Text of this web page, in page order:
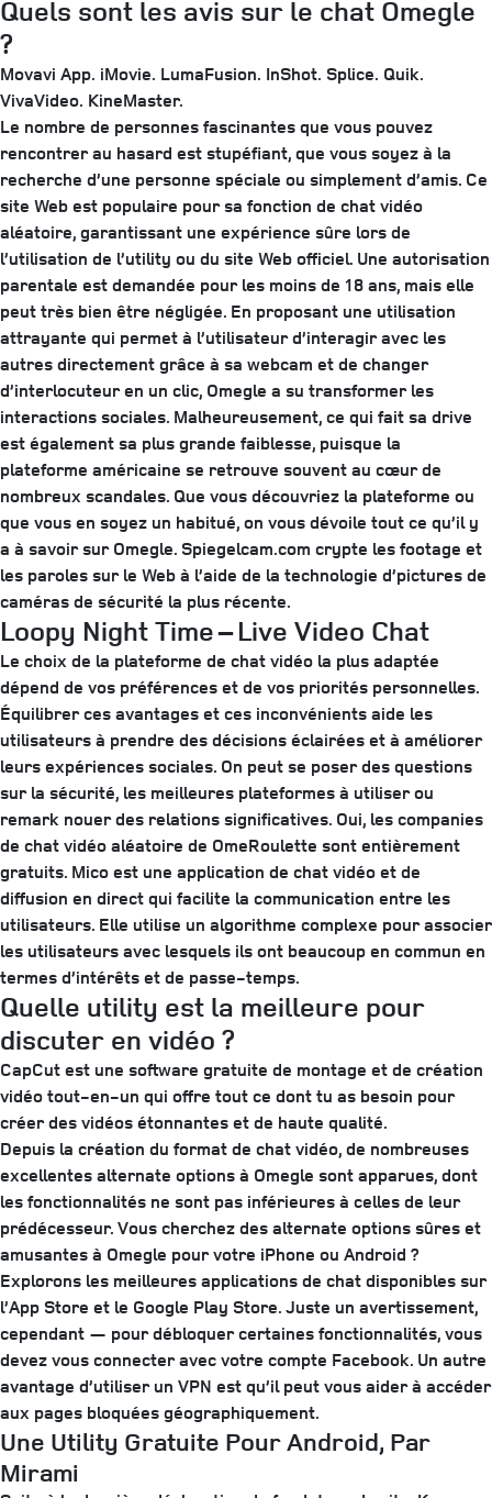
Quels sont les avis sur le chat Omegle
?
Movavi App. iMovie. LumaFusion. InShot. Splice. Quik.
VivaVideo. KineMaster.
Le nombre de personnes fascinantes que vous pouvez
rencontrer au hasard est stupéfiant, que vous soyez à la
recherche d’une personne spéciale ou simplement d’amis. Ce
site Web est populaire pour sa fonction de chat vidéo
aléatoire, garantissant une expérience sûre lors de
l’utilisation de l’utility ou du site Web officiel. Une autorisation
parentale est demandée pour les moins de 18 ans, mais elle
peut très bien être négligée. En proposant une utilisation
attrayante qui permet à l’utilisateur d’interagir avec les
autres directement grâce à sa webcam et de changer
d’interlocuteur en un clic, Omegle a su transformer les
interactions sociales. Malheureusement, ce qui fait sa drive
est également sa plus grande faiblesse, puisque la
plateforme américaine se retrouve souvent au cœur de
nombreux scandales. Que vous découvriez la plateforme ou
que vous en soyez un habitué, on vous dévoile tout ce qu’il y
a à savoir sur Omegle. Spiegelcam.com crypte les footage et
les paroles sur le Web à l’aide de la technologie d’pictures de
caméras de sécurité la plus récente.
Loopy Night Time – Live Video Chat
Le choix de la plateforme de chat vidéo la plus adaptée
dépend de vos préférences et de vos priorités personnelles.
Équilibrer ces avantages et ces inconvénients aide les
utilisateurs à prendre des décisions éclairées et à améliorer
leurs expériences sociales. On peut se poser des questions
sur la sécurité, les meilleures plateformes à utiliser ou
remark nouer des relations significatives. Oui, les companies
de chat vidéo aléatoire de OmeRoulette sont entièrement
gratuits. Mico est une application de chat vidéo et de
diffusion en direct qui facilite la communication entre les
utilisateurs. Elle utilise un algorithme complexe pour associer
les utilisateurs avec lesquels ils ont beaucoup en commun en
termes d’intérêts et de passe-temps.
Quelle utility est la meilleure pour
discuter en vidéo ?
CapCut est une software gratuite de montage et de création
vidéo tout-en-un qui offre tout ce dont tu as besoin pour
créer des vidéos étonnantes et de haute qualité.
Depuis la création du format de chat vidéo, de nombreuses
excellentes alternate options à Omegle sont apparues, dont
les fonctionnalités ne sont pas inférieures à celles de leur
prédécesseur. Vous cherchez des alternate options sûres et
amusantes à Omegle pour votre iPhone ou Android ?
Explorons les meilleures applications de chat disponibles sur
l’App Store et le Google Play Store. Juste un avertissement,
cependant — pour débloquer certaines fonctionnalités, vous
devez vous connecter avec votre compte Facebook. Un autre
avantage d’utiliser un VPN est qu’il peut vous aider à accéder
aux pages bloquées géographiquement.
Une Utility Gratuite Pour Android, Par
Mirami